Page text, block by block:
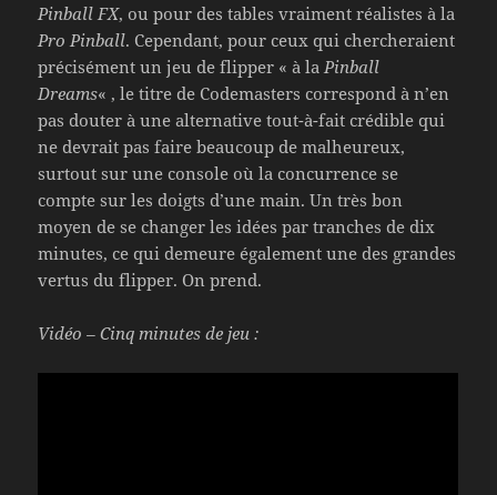
Pinball FX, ou pour des tables vraiment réalistes à la
Pro Pinball. Cependant, pour ceux qui chercheraient
précisément un jeu de flipper « à la Pinball
Dreams« , le titre de Codemasters correspond à n’en
pas douter à une alternative tout-à-fait crédible qui
ne devrait pas faire beaucoup de malheureux,
surtout sur une console où la concurrence se
compte sur les doigts d’une main. Un très bon
moyen de se changer les idées par tranches de dix
minutes, ce qui demeure également une des grandes
vertus du flipper. On prend.
Vidéo – Cinq minutes de jeu :